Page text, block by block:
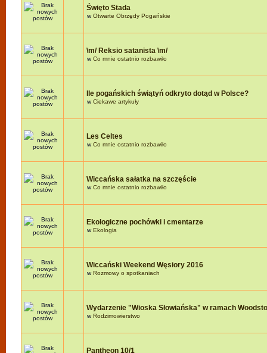
Święto Stada
wOtwarte Obrzędy Pogańskie
\m/ Reksio satanista \m/
wCo mnie ostatnio rozbawiło
Ile pogańskich świątyń odkryto dotąd w Polsce?
wCiekawe artykuły
Les Celtes
wCo mnie ostatnio rozbawiło
Wiccańska sałatka na szczęście
wCo mnie ostatnio rozbawiło
Ekologiczne pochówki i cmentarze
wEkologia
Wiccański Weekend Węsiory 2016
wRozmowy o spotkaniach
Wydarzenie "Wioska Słowiańska" w ramach
wRodzimowierstwo
Pantheon 10/1